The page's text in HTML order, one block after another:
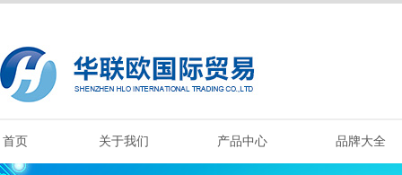
首页 关于我们 产品中心 品牌大全